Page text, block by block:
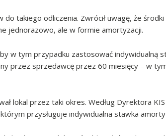
takiego odliczenia. Zwrócił uwagę, że środki
jednorazowo, ale w formie amortyzacji.
w tym przypadku zastosować indywidualną
przez sprzedawcę przez 60 miesięcy – w
lokal przez taki okres. Według Dyrektora
przysługuje indywidualna stawka